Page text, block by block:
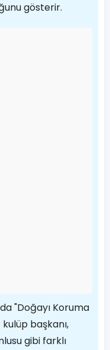
gösterir.
"Doğayı Koruma
başkanı,
gibi farklı